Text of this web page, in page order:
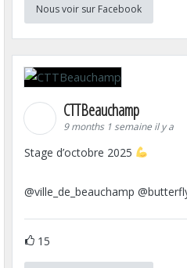
Nous voir sur Facebook
CTTBeauchamp
9 months 1 semaine il y a
Stage d’octobre 2025
@ville_de_beauchamp
15